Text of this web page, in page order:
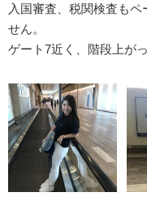
入国審査、税関検査も
せん。
ゲート7近く、階段上が